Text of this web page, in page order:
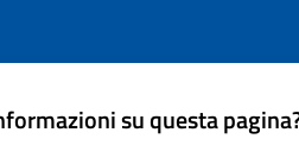
su questa